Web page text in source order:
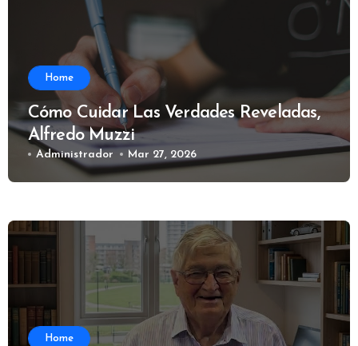
Home
Cómo Cuidar Las Verdades Reveladas,
Alfredo Muzzi
Administrador Mar 27, 2026
Home